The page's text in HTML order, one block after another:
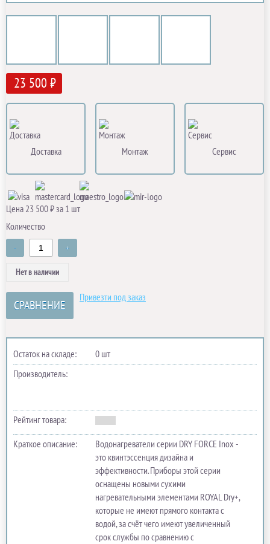
23 500 ₽
Доставка Монтаж Сервис
Цена 23 500 ₽ за 1 шт
Количество
- +
Нет в наличии
СРАВНЕНИЕ
Привезти под заказ
Остаток на складе:
0 шт
Производитель:
Рейтинг товара:
Краткое описание:
Водонагреватели серии DRY FORCE Inox -
это квинтэссенция дизайна и
эффективности. Приборы этой серии
оснащены новыми сухими
нагревательными элементами ROYAL Dry+,
которые не имеют прямого контакта с
водой, за счёт чего имеют увеличенный
срок службы по сравнению с